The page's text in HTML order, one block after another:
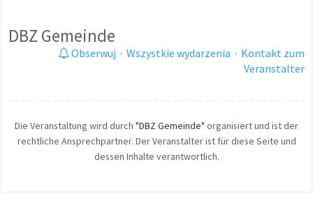
DBZ Gemeinde
Obserwuj · Wszystkie wydarzenia · Kontakt zum
Veranstalter
Die Veranstaltung wird durch "DBZ Gemeinde" organisiert und ist der
rechtliche Ansprechpartner. Der Veranstalter ist für diese Seite und
dessen Inhalte verantwortlich.